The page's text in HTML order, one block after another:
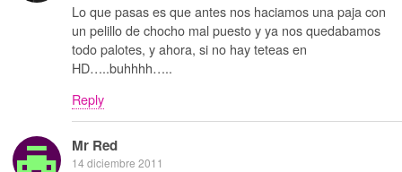
Lo que pasas es que antes nos haciamos una paja con
un pelillo de chocho mal puesto y ya nos quedabamos
todo palotes, y ahora, si no hay teteas en
HD…..buhhhh…..
Reply
Mr Red
14 diciembre 2011